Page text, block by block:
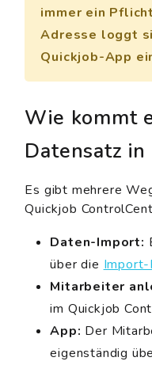
immer ein
Adresse loggt
Quickjob-App
Wie kommt
Datensatz in
Es gibt mehrere
Quickjob
Daten-Import:
über die Import-
Mitarbeiter
im Quickjob
App: Der
eigenständig